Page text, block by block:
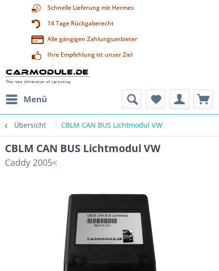
Schnelle Lieferung mit Hermes
14 Tage Rückgaberecht
Alle gängigen Zahlungsanbieter
Ihre Empfehlung ist unser Ziel
Menü
Übersicht CBLM CAN BUS Lichtmodul VW
CBLM CAN BUS Lichtmodul VW
Caddy 2005<